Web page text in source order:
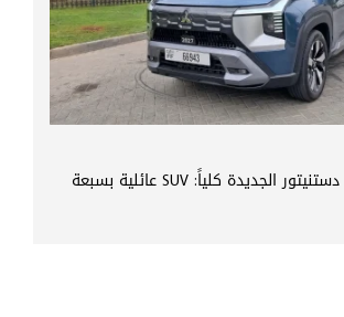
ميتسوبيشي دستنيتور الجديدة كلياً: SUV عائلية بسبعة